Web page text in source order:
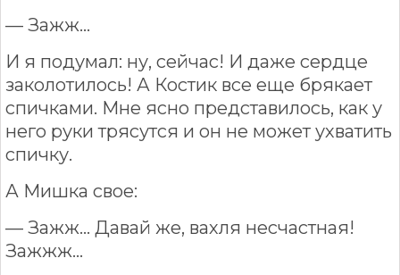
— Зажж...
И я подумал: ну, сейчас! И даже сердце
заколотилось! А Костик все еще брякает
спичками. Мне ясно представилось, как у
него руки трясутся и он не может ухватить
спичку.
А Мишка свое:
— Зажж... Давай же, вахля несчастная!
Зажжж...